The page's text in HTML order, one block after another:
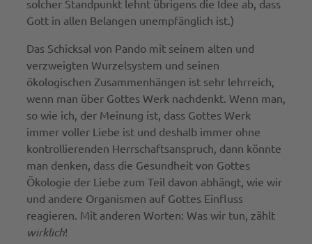
solcher Standpunkt lehnt übrigens die Idee ab, dass
Gott in allen Belangen unempfänglich ist.)
Das Schicksal von Pando mit seinem alten und
verzweigten Wurzelsystem und seinen
ökologischen Zusammenhängen ist sehr lehrreich,
wenn man über Gottes Werk nachdenkt. Wenn man,
so wie ich, der Meinung ist, dass Gottes Werk
immer voller Liebe ist und deshalb immer ohne
kontrollierenden Herrschaftsanspruch, dann könnte
man denken, dass die Gesundheit von Gottes
Ökologie der Liebe zum Teil davon abhängt, wie wir
und andere Organismen auf Gottes Einfluss
reagieren. Mit anderen Worten: Was wir tun, zählt
wirklich!